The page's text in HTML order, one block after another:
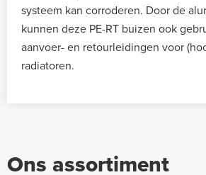
systeem kan corroderen. Door de
kunnen deze PE-RT buizen ook
aanvoer- en retourleidingen voor
radiatoren.
Ons assortiment